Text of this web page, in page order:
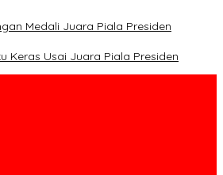
Medali Juara Piala Presiden
Keras Usai Juara Piala Presiden